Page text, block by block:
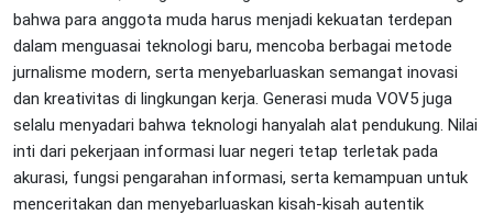
bahwa para anggota muda harus menjadi kekuatan terdepan
dalam menguasai teknologi baru, mencoba berbagai metode
jurnalisme modern, serta menyebarluaskan semangat inovasi
dan kreativitas di lingkungan kerja. Generasi muda VOV5 juga
selalu menyadari bahwa teknologi hanyalah alat pendukung. Nilai
inti dari pekerjaan informasi luar negeri tetap terletak pada
akurasi, fungsi pengarahan informasi, serta kemampuan untuk
menceritakan dan menyebarluaskan kisah-kisah autentik